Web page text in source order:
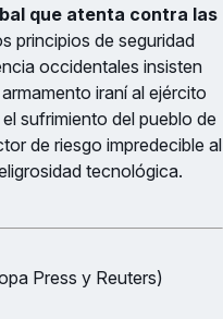
que atenta contra las
principios de seguridad
occidentales insisten
iraní al ejército
sufrimiento del pueblo de
de riesgo impredecible al
tecnológica.
Press y Reuters)